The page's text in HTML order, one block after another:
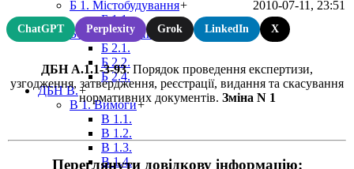
Б 1. Містобудування+
Б 1.1.
Б 2. Планування+
Б 2.1.
Б 2.2.
Б 2.4.
ДБН В.+
В 1. Вимоги+
В 1.1.
В 1.2.
В 1.3.
В 1.4.
2010-07-11, 23:51
ChatGPT Perplexity Grok LinkedIn X
ДБН А.1.1-3-93. Порядок проведення експертизи,
узгодження, затвердження, реєстрації, видання та скасування
нормативних документів. Зміна N 1
Переглянути довідкову інформацію: